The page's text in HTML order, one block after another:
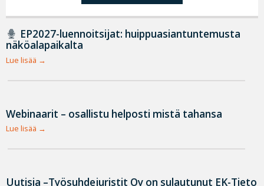
EP2027-luennoitsijat: huippuasiantuntemusta
näköalapaikalta
Lue lisää
Webinaarit – osallistu helposti mistä tahansa
Lue lisää
Uutisia –Työsuhdejuristit Oy on sulautunut EK-Tieto